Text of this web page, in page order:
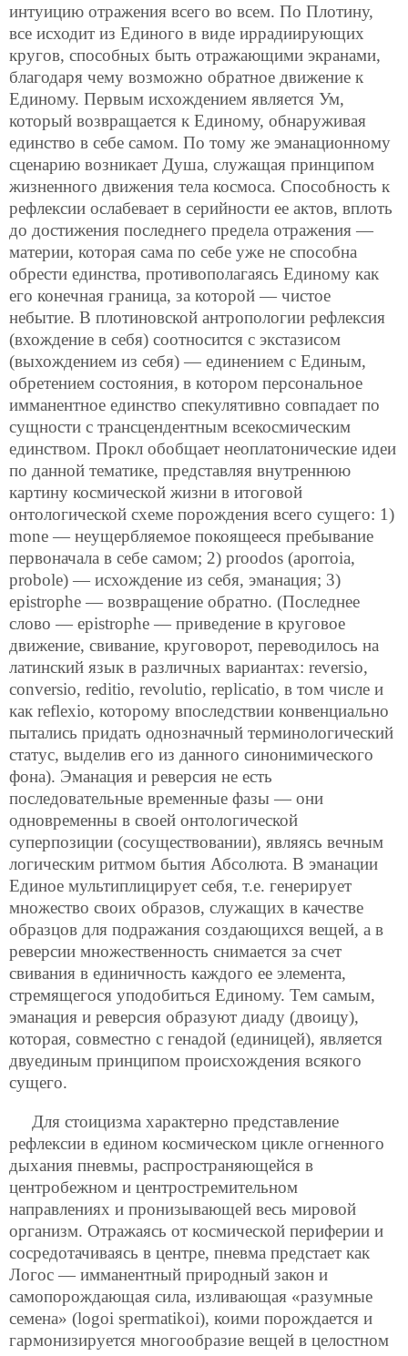
интуицию отражения всего во всем. По Плотину,
все исходит из Единого в виде иррадиирующих
кругов, способных быть отражающими экранами,
благодаря чему возможно обратное движение к
Единому. Первым исхождением является Ум,
который возвращается к Единому, обнаруживая
единство в себе самом. По тому же эманационному
сценарию возникает Душа, служащая принципом
жизненного движения тела космоса. Способность к
рефлексии ослабевает в серийности ее актов, вплоть
до достижения последнего предела отражения —
материи, которая сама по себе уже не способна
обрести единства, противополагаясь Единому как
его конечная граница, за которой — чистое
небытие. В плотиновской антропологии рефлексия
(вхождение в себя) соотносится с экстазисом
(выхождением из себя) — единением с Единым,
обретением состояния, в котором персональное
имманентное единство спекулятивно совпадает по
сущности с трансцендентным всекосмическим
единством. Прокл обобщает неоплатонические идеи
по данной тематике, представляя внутреннюю
картину космической жизни в итоговой
онтологической схеме порождения всего сущего: 1)
mone — неущербляемое покоящееся пребывание
первоначала в себе самом; 2) proodos (aporroia,
probole) — исхождение из себя, эманация; 3)
epistrophe — возвращение обратно. (Последнее
слово — epistrophe — приведение в круговое
движение, свивание, круговорот, переводилось на
латинский язык в различных вариантах: reversio,
conversio, reditio, revolutio, replicatio, в том числе и
как reflexio, которому впоследствии конвенциально
пытались придать однозначный терминологический
статус, выделив его из данного синонимического
фона). Эманация и реверсия не есть
последовательные временные фазы — они
одновременны в своей онтологической
суперпозиции (сосуществовании), являясь вечным
логическим ритмом бытия Абсолюта. В эманации
Единое мультиплицирует себя, т.е. генерирует
множество своих образов, служащих в качестве
образцов для подражания создающихся вещей, а в
реверсии множественность снимается за счет
свивания в единичность каждого ее элемента,
стремящегося уподобиться Единому. Тем самым,
эманация и реверсия образуют диаду (двоицу),
которая, совместно с генадой (единицей), является
двуединым принципом происхождения всякого
сущего.
Для стоицизма характерно представление
рефлексии в едином космическом цикле огненного
дыхания пневмы, распространяющейся в
центробежном и центростремительном
направлениях и пронизывающей весь мировой
организм. Отражаясь от космической периферии и
сосредотачиваясь в центре, пневма предстает как
Логос — имманентный природный закон и
самопорождающая сила, изливающая «разумные
семена» (logoi spermatikoi), коими порождается и
гармонизируется многообразие вещей в целостном